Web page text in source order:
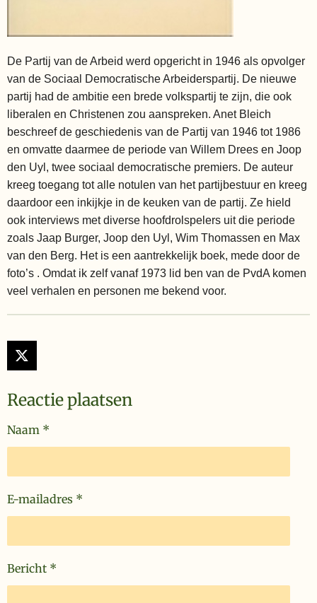
De Partij van de Arbeid werd opgericht in 1946 als opvolger
van de Sociaal Democratische Arbeiderspartij. De nieuwe
partij had de ambitie een brede volkspartij te zijn, die ook
liberalen en Christenen zou aanspreken. Anet Bleich
beschreef de geschiedenis van de Partij van 1946 tot 1986
en omvatte daarmee de periode van Willem Drees en Joop
den Uyl, twee sociaal democratische premiers. De auteur
kreeg toegang tot alle notulen van het partijbestuur en kreeg
daardoor een inkijkje in de keuken van de partij. Ze hield
ook interviews met diverse hoofdrolspelers uit die periode
zoals Jaap Burger, Joop den Uyl, Wim Thomassen en Max
van den Berg. Het is een aantrekkelijk boek, mede door de
foto’s . Omdat ik zelf vanaf 1973 lid ben van de PvdA komen
veel verhalen en personen me bekend voor.
X
Reactie plaatsen
Naam *
E-mailadres *
Bericht *